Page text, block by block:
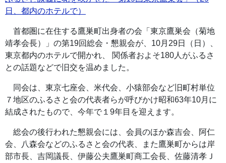
日、都内のホテルで）
首都圏に在住する鷹巣町出身者の会「東京鷹巣会（菊地
靖孝会長）」の第19回総会・懇親会が、10月29日（日）、
東京都内のホテルで開かれ、 関係者およそ180人がふるさ
との話題などで旧交を温めました。
同会は、東京七座会、米代会、小猿部会など旧町村単位
７地区のふるさと会の代表者らが呼びかけ昭和63年10月に
結成されたもので、今年で１9年目を迎えます。
総会の後行われた懇親会には、会員のほか森吉会、阿仁
会、八森会などのふるさと会の代表、また鷹巣町からは岸
部市長、吉岡議長、伊藤公夫鷹巣町商工会長、佐藤清孝Ｊ